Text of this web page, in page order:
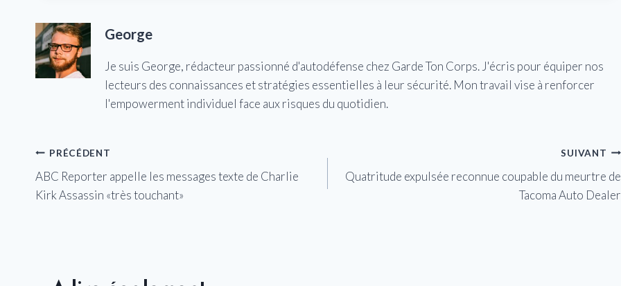
George
Je suis George, rédacteur passionné d'autodéfense chez Garde Ton Corps. J'écris pour équiper nos
lecteurs des connaissances et stratégies essentielles à leur sécurité. Mon travail vise à renforcer
l'empowerment individuel face aux risques du quotidien.
Navigation
de
PRÉCÉDENT
ABC Reporter appelle les messages texte de Charlie
Kirk Assassin «très touchant»
SUIVANT
Quatritude expulsée reconnue coupable du meurtre de
Tacoma Auto Dealer